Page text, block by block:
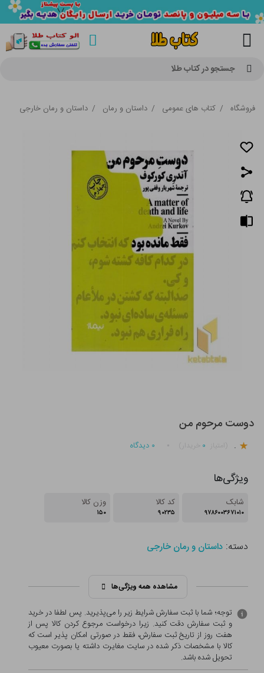
جستجو در کتاب طلا
فروشگاه / کتاب های عمومی / داستان و رمان / داستان و رمان خارجی
دوست مرحوم من
. ۰ ۰ دیدگاه
ویژگی‌ها
شابک
۹۷۸۶۰۰۳۶۷۱۰۱۰
کد کالا
۹۰۲۳۵
وزن کالا
۱۵۰
دسته:داستان و رمان خارجی
مشاهده همه ویژگی‌ها
توجه؛ شما با ثبت سفارش شرایط زیر را می‌پذیرید. پس لطفا در خرید
و ثبت سفارش دقت کنید. زیرا درخواست مرجوع کردن کالا پس از
هفت روز از تاریخ ثبت سفارش، فقط در صورتی امکان پذیر است که
کالا با مشخصات ذکر شده در سایت مغایرت داشته یا بصورت معيوب
تحویل شده باشد.